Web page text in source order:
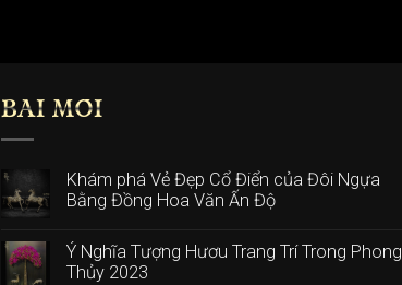
BÀI MỚI
Khám phá Vẻ Đẹp Cổ Điển của Đôi Ngựa
Bằng Đồng Hoa Văn Ấn Độ
Ý Nghĩa Tượng Hươu Trang Trí Trong Phong
Thủy 2023